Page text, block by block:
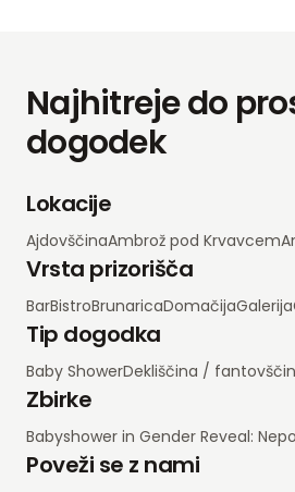
Najhitreje do
dogodek
Lokacije
AjdovščinaAmbrož pod Krvavcem
Vrsta prizorišča
BarBistroBrunaricaDomačijaGalerija
Tip dogodka
Baby ShowerDekliščina /
Zbirke
Babyshower in Gender Reveal:
Poveži se z nami